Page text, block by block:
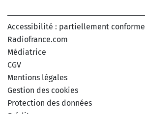
Accessibilité : partiellement conforme
Radiofrance.com
Médiatrice
CGV
Mentions légales
Gestion des cookies
Protection des données